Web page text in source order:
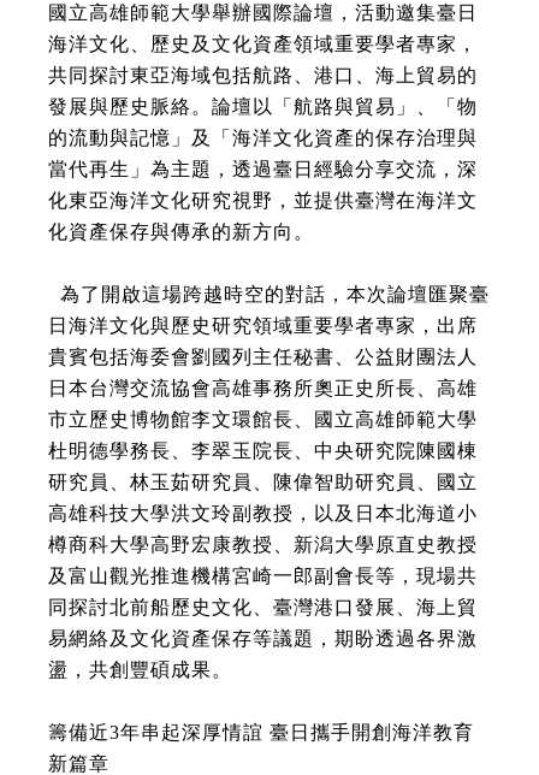
國立高雄師範大學舉辦國際論壇，活動邀集臺日
海洋文化、歷史及文化資產領域重要學者專家，
共同探討東亞海域包括航路、港口、海上貿易的
發展與歷史脈絡。論壇以「航路與貿易」、「物
的流動與記憶」及「海洋文化資產的保存治理與
當代再生」為主題，透過臺日經驗分享交流，深
化東亞海洋文化研究視野，並提供臺灣在海洋文
化資產保存與傳承的新方向。
為了開啟這場跨越時空的對話，本次論壇匯聚臺
日海洋文化與歷史研究領域重要學者專家，出席
貴賓包括海委會劉國列主任秘書、公益財團法人
日本台灣交流協會高雄事務所奧正史所長、高雄
市立歷史博物館李文環館長、國立高雄師範大學
杜明德學務長、李翠玉院長、中央研究院陳國棟
研究員、林玉茹研究員、陳偉智助研究員、國立
高雄科技大學洪文玲副教授，以及日本北海道小
樽商科大學高野宏康教授、新潟大學原直史教授
及富山觀光推進機構宮崎一郎副會長等，現場共
同探討北前船歷史文化、臺灣港口發展、海上貿
易網絡及文化資產保存等議題，期盼透過各界激
盪，共創豐碩成果。
籌備近3年串起深厚情誼 臺日攜手開創海洋教育
新篇章